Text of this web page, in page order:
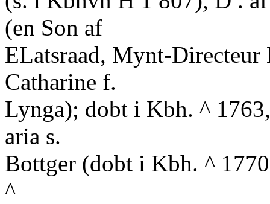
(en Son af
ELatsraad, Mynt-Directeur
Catharine f.
Lynga); dobt i Kbh. ^
aria s.
Bottger (dobt i Kbh. ^
^